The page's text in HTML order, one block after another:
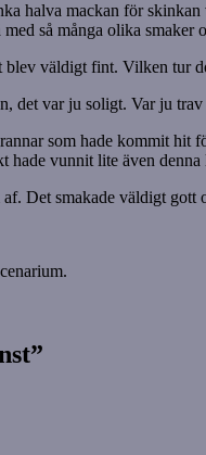
halva mackan för
så många olika smaker
väldigt fint. Vilken tur
var ju soligt. Var ju
som hade kommit
vunnit lite även
Det smakade väldigt